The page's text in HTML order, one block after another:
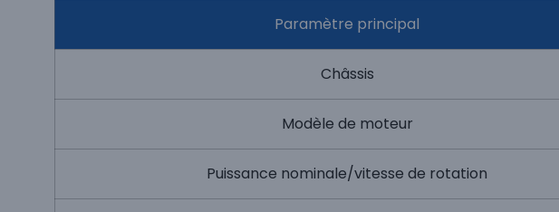
Paramètre principal
Châssis
Modèle de moteur
Puissance nominale/vitesse de rotation